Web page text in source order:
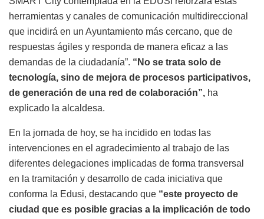
herramientas y canales de comunicación multidireccional
que incidirá en un Ayuntamiento más cercano, que de
respuestas ágiles y responda de manera eficaz a las
demandas de la ciudadanía”. “No se trata solo de
tecnología, sino de mejora de procesos participativos,
de generación de una red de colaboración”, ha
explicado la alcaldesa.
En la jornada de hoy, se ha incidido en todas las
intervenciones en el agradecimiento al trabajo de las
diferentes delegaciones implicadas de forma transversal
en la tramitación y desarrollo de cada iniciativa que
conforma la Edusi, destacando que “este proyecto de
ciudad que es posible gracias a la implicación de todo